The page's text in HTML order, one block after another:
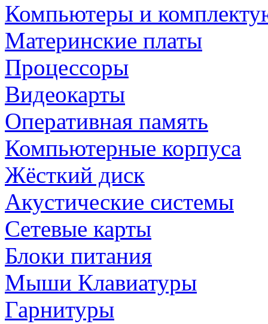
Компьютеры и
Материнские платы
Процессоры
Видеокарты
Оперативная память
Компьютерные корпуса
Жёсткий диск
Акустические системы
Сетевые карты
Блоки питания
Мыши Клавиатуры
Гарнитуры